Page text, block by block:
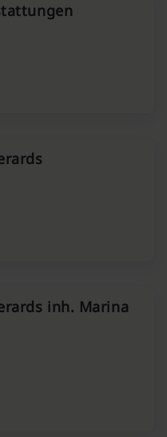
inh. Marina